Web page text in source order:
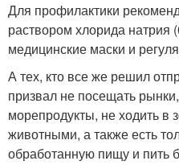
Для профилактики
раствором хлорида натрия
медицинские маски и
А тех, кто все же решил
призвал не посещать
морепродукты, не ходить в
животными, а также есть
обработанную пищу и пить